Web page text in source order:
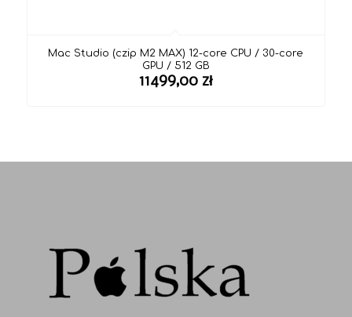
Mac Studio (czip M2 MAX) 12-core CPU / 30-core
GPU / 512 GB
11499,00 zł